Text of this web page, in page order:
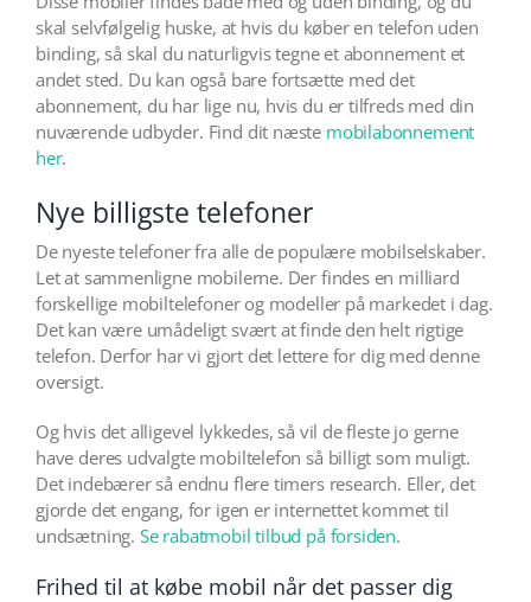
skal selvfølgelig huske, at hvis du køber en telefon uden
binding, så skal du naturligvis tegne et abonnement et
andet sted. Du kan også bare fortsætte med det
abonnement, du har lige nu, hvis du er tilfreds med din
nuværende udbyder. Find dit næste mobilabonnement
her.
Nye billigste telefoner
De nyeste telefoner fra alle de populære mobilselskaber.
Let at sammenligne mobilerne. Der findes en milliard
forskellige mobiltelefoner og modeller på markedet i dag.
Det kan være umådeligt svært at finde den helt rigtige
telefon. Derfor har vi gjort det lettere for dig med denne
oversigt.
Og hvis det alligevel lykkedes, så vil de fleste jo gerne
have deres udvalgte mobiltelefon så billigt som muligt.
Det indebærer så endnu flere timers research. Eller, det
gjorde det engang, for igen er internettet kommet til
undsætning. Se rabatmobil tilbud på forsiden.
Frihed til at købe mobil når det passer dig